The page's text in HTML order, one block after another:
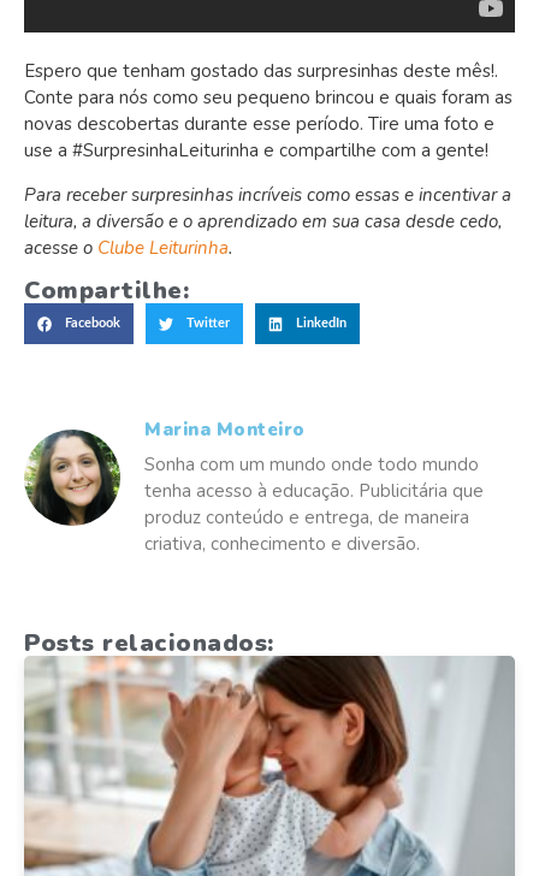
Espero que tenham gostado das surpresinhas deste mês!.
Conte para nós como seu pequeno brincou e quais foram as
novas descobertas durante esse período. Tire uma foto e
use a #SurpresinhaLeiturinha e compartilhe com a gente!
Para receber surpresinhas incríveis como essas e incentivar a
leitura, a diversão e o aprendizado em sua casa desde cedo,
acesse o Clube Leiturinha.
Compartilhe:
Facebook Twitter LinkedIn
Marina Monteiro
Sonha com um mundo onde todo mundo
tenha acesso à educação. Publicitária que
produz conteúdo e entrega, de maneira
criativa, conhecimento e diversão.
Posts relacionados: